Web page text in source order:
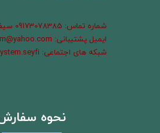
شماره تماس: 09173078385 سیفی
ایمیل پشتیبانی: radicalsystem@yahoo.com
شبکه های اجتماعی: radicalsystem.seyfi
نحوه